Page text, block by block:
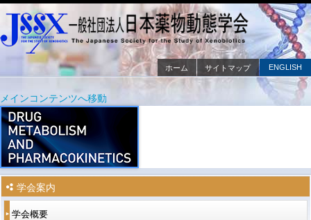
ENGLISH
ホーム サイトマップ
メインメニュー
メインコンテンツへ移動
サブコンテンツへ移動
学会案内
学会概要